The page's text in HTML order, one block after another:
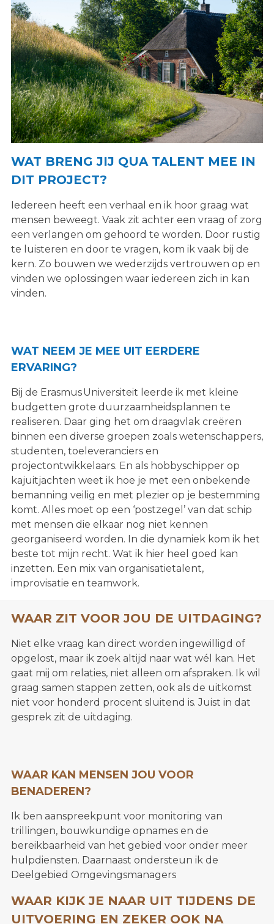
WAT BRENG JIJ QUA TALENT MEE IN
DIT PROJECT?
Iedereen heeft een verhaal en ik hoor graag wat
mensen beweegt. Vaak zit achter een vraag of zorg
een verlangen om gehoord te worden. Door rustig
te luisteren en door te vragen, kom ik vaak bij de
kern. Zo bouwen we wederzijds vertrouwen op en
vinden we oplossingen waar iedereen zich in kan
vinden.
WAT NEEM JE MEE UIT EERDERE
ERVARING?
Bij de Erasmus Universiteit leerde ik met kleine
budgetten grote duurzaamheidsplannen te
realiseren. Daar ging het om draagvlak creëren
binnen een diverse groepen zoals wetenschappers,
studenten, toeleveranciers en
projectontwikkelaars. En als hobbyschipper op
kajuitjachten weet ik hoe je met een onbekende
bemanning veilig en met plezier op je bestemming
komt. Alles moet op een ‘postzegel’ van dat schip
met mensen die elkaar nog niet kennen
georganiseerd worden. In die dynamiek kom ik het
beste tot mijn recht. Wat ik hier heel goed kan
inzetten. Een mix van organisatietalent,
improvisatie en teamwork.
WAAR ZIT VOOR JOU DE UITDAGING?
Niet elke vraag kan direct worden ingewilligd of
opgelost, maar ik zoek altijd naar wat wél kan. Het
gaat mij om relaties, niet alleen om afspraken. Ik wil
graag samen stappen zetten, ook als de uitkomst
niet voor honderd procent sluitend is. Juist in dat
gesprek zit de uitdaging.
WAAR KAN MENSEN JOU VOOR
BENADEREN?
Ik ben aanspreekpunt voor monitoring van
trillingen, bouwkundige opnames en de
bereikbaarheid van het gebied voor onder meer
hulpdiensten. Daarnaast ondersteun ik de
Deelgebied Omgevingsmanagers
WAAR KIJK JE NAAR UIT TIJDENS DE
UITVOERING EN ZEKER OOK NA